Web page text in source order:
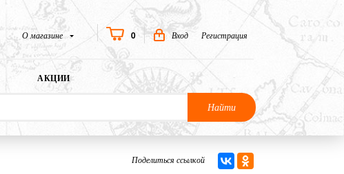
О магазине 0 Вход Регистрация
АКЦИИ
Найти
Поделиться ссылкой